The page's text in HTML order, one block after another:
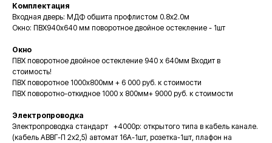
Комплектация
Входная дверь: МДФ обшита профлистом 0.8x2.0м
Окно: ПВХ940x640 мм поворотное двойное остекление - 1шт
Окно
ПВХ поворотное двойное остекление 940 х 640мм Входит в
стоимость!
ПВХ поворотное 1000х800мм + 6 000 руб. к стоимости
ПВХ поворотно-откидное 1000 х 800мм+ 9000 руб. к стоимости
Электропроводка
Электропроводка стандарт +4000р: открытого типа в кабель канале.
(кабель АВВГ-П 2х2,5) автомат 16А-1шт, розетка-1шт, плафон на